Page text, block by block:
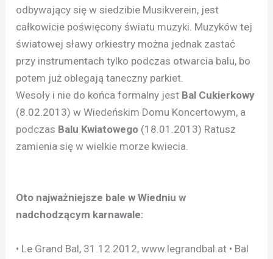
odbywający się w siedzibie Musikverein, jest
całkowicie poświęcony światu muzyki. Muzyków tej
światowej sławy orkiestry można jednak zastać
przy instrumentach tylko podczas otwarcia balu, bo
potem już oblegają taneczny parkiet.
Wesoły i nie do końca formalny jest Bal Cukierkowy
(8.02.2013) w Wiedeńskim Domu Koncertowym, a
podczas Balu Kwiatowego (18.01.2013) Ratusz
zamienia się w wielkie morze kwiecia.
Oto najważniejsze bale w Wiedniu w
nadchodzącym karnawale:
• Le Grand Bal, 31.12.2012, www.legrandbal.at • Bal